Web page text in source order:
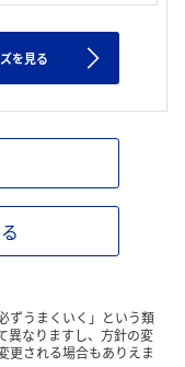
を見る
ずうまくいく」という類
異なりますし、方針の変
更される場合もありえま